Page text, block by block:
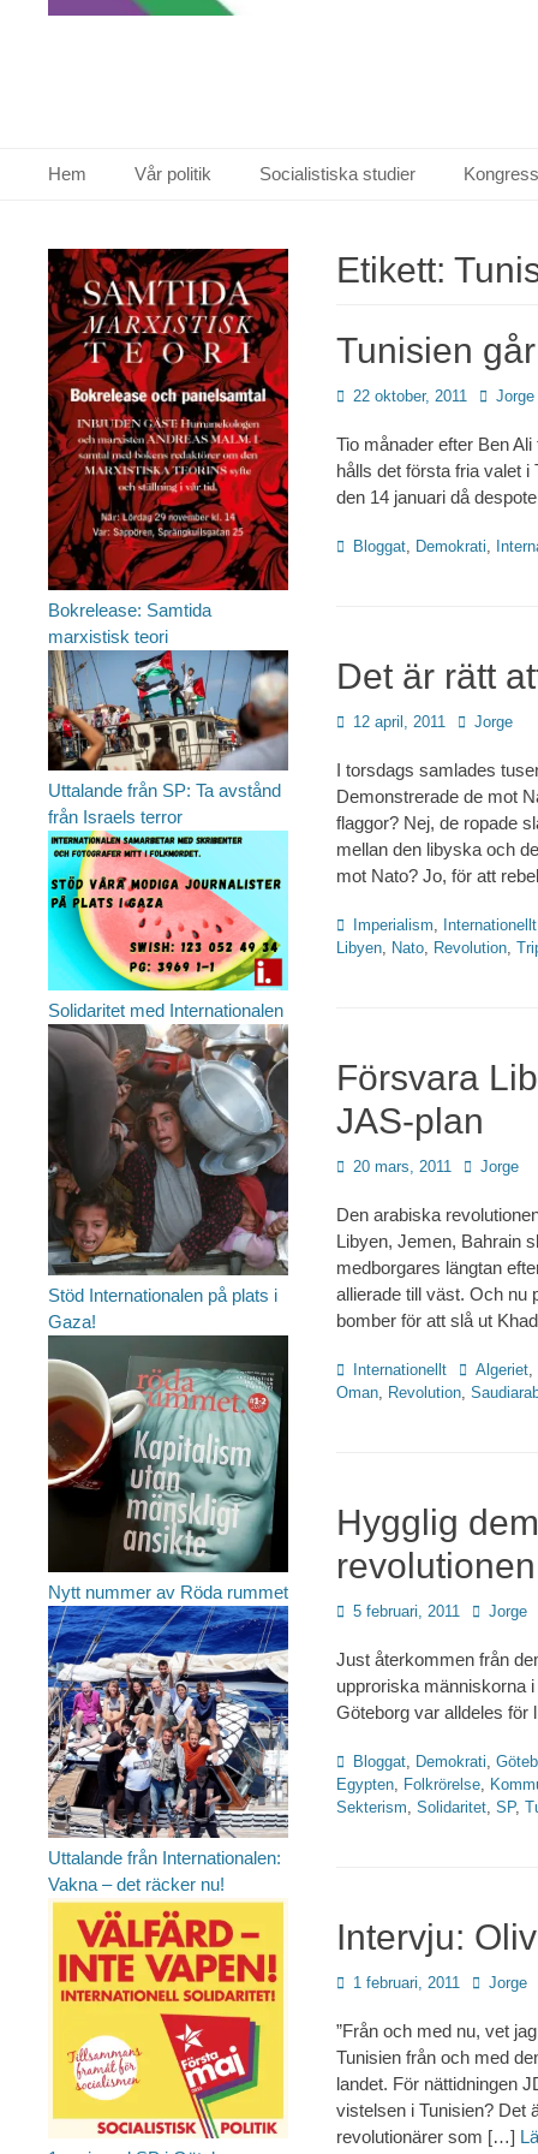
Primär meny
Hem Vår politik Socialistiska studier
Etikett:
Tunisien
Publicerad
22 oktober, 2011 Jorge
Tio månader efter Ben
hålls det första fria valet
den 14 januari då
Kategorier
Bloggat Demokrati
Det är rätt
Publicerad
12 april, 2011 Författare
Jorge
I torsdags samlades
Demonstrerade de mot
flaggor? Nej, de ropade
mellan den libyska och
mot Nato? Jo, för att
Kategorier
Imperialism Internationellt
Libyen Nato Revolution
Försvara
JAS-plan
Publicerad
20 mars, 2011 Författare
Jorge
Den arabiska
Libyen, Jemen, Bahrain
medborgares längtan
allierade till väst. Och nu
bomber för att slå ut
Kategorier
Internationellt Etiketter
Algeriet
Oman Revolution
Hygglig
revolutionen
Publicerad
5 februari, 2011 Författare
Jorge
Just återkommen från
upproriska människorna
Göteborg var alldeles
Kategorier
Bloggat Demokrati
Egypten Folkrörelse
Sekterism Solidaritet SP,
Intervju:
Publicerad
1 februari, 2011 Författare
Jorge
”Från och med nu, vet
Tunisien från och med
landet. För nättidningen
vistelsen i Tunisien? Det
revolutionärer som […]
Bokrelease: Samtida
marxistisk teori
Uttalande från SP: Ta avstånd
från Israels terror
Solidaritet med Internationalen
Stöd Internationalen på plats i
Gaza!
Nytt nummer av Röda rummet
Uttalande från Internationalen:
Vakna – det räcker nu!